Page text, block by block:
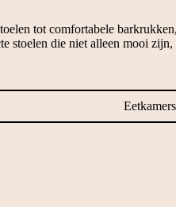
tot comfortabele
stoelen die niet alleen mooi